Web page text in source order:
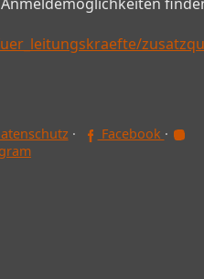
· Facebook ·